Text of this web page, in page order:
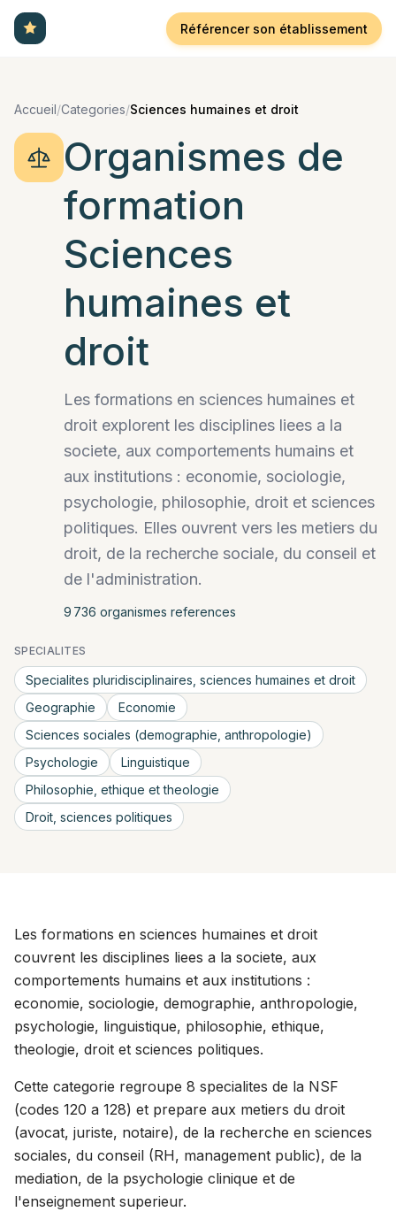
Référencer son établissement
Accueil/Categories/Sciences humaines et droit
Organismes de
formation
Sciences
humaines et
droit
Les formations en sciences humaines et
droit explorent les disciplines liees a la
societe, aux comportements humains et
aux institutions : economie, sociologie,
psychologie, philosophie, droit et sciences
politiques. Elles ouvrent vers les metiers du
droit, de la recherche sociale, du conseil et
de l'administration.
9 736 organismes references
SPECIALITES
Specialites pluridisciplinaires, sciences humaines et droit
Geographie
Economie
Sciences sociales (demographie, anthropologie)
Psychologie
Linguistique
Philosophie, ethique et theologie
Droit, sciences politiques
Les formations en sciences humaines et droit
couvrent les disciplines liees a la societe, aux
comportements humains et aux institutions :
economie, sociologie, demographie, anthropologie,
psychologie, linguistique, philosophie, ethique,
theologie, droit et sciences politiques.
Cette categorie regroupe 8 specialites de la NSF
(codes 120 a 128) et prepare aux metiers du droit
(avocat, juriste, notaire), de la recherche en sciences
sociales, du conseil (RH, management public), de la
mediation, de la psychologie clinique et de
l'enseignement superieur.